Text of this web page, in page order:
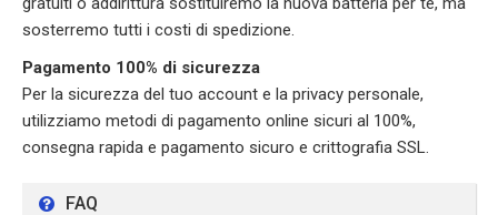
sosterremo tutti i costi di spedizione.
Pagamento 100% di sicurezza
Per la sicurezza del tuo account e la privacy personale,
utilizziamo metodi di pagamento online sicuri al 100%,
consegna rapida e pagamento sicuro e crittografia SSL.
FAQ